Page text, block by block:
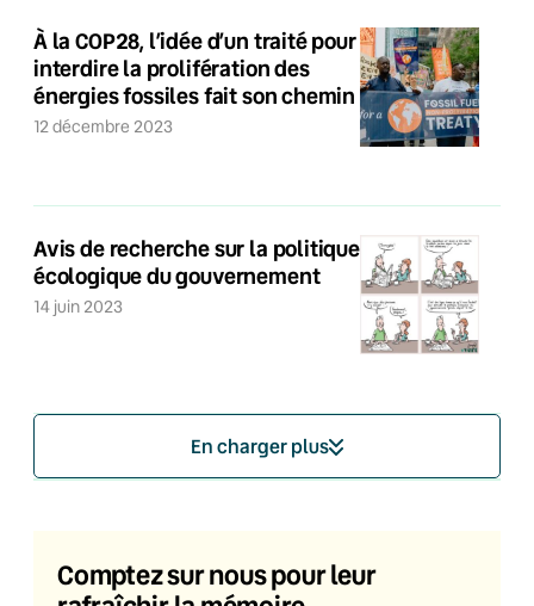
À la COP28, l’idée d’un traité pour
interdire la prolifération des
énergies fossiles fait son chemin
12 décembre 2023
Avis de recherche sur la politique
écologique du gouvernement
14 juin 2023
En charger plus
Comptez sur nous pour leur